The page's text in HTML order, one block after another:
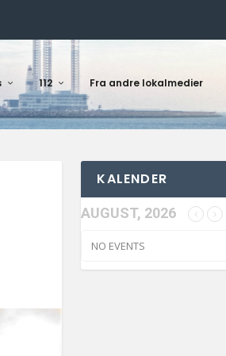
112 Fra andre lokalmedier
KALENDER
AUGUST, 2026
NO EVENTS